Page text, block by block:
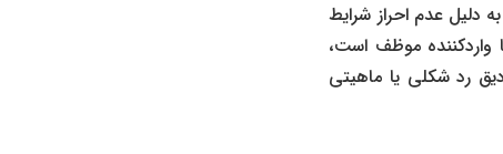
دلیل عدم احراز شرایط
موظف است،
رد شکلی یا ماهیتی